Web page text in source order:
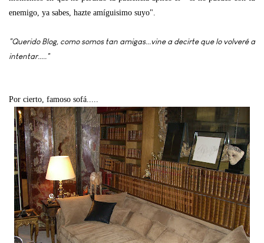
enemigo, ya sabes, hazte amíguisimo suyo".
"Querido Blog, como somos tan amigas...vine a decirte que lo volveré a
intentar....."
Por cierto, famoso sofá.....